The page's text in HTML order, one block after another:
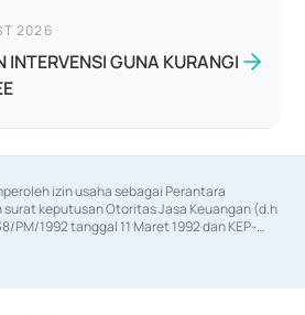
2026
INTERVENSI GUNA KURANGI
izin usaha sebagai Perantara
surat keputusan Otoritas Jasa Keuangan (d.h
PM/1992 tanggal 11 Maret 1992 dan KEP-
2014, izin usaha sebagai Penjamin Emisi
Otoritas Jasa Keuangan Nomor KEP-